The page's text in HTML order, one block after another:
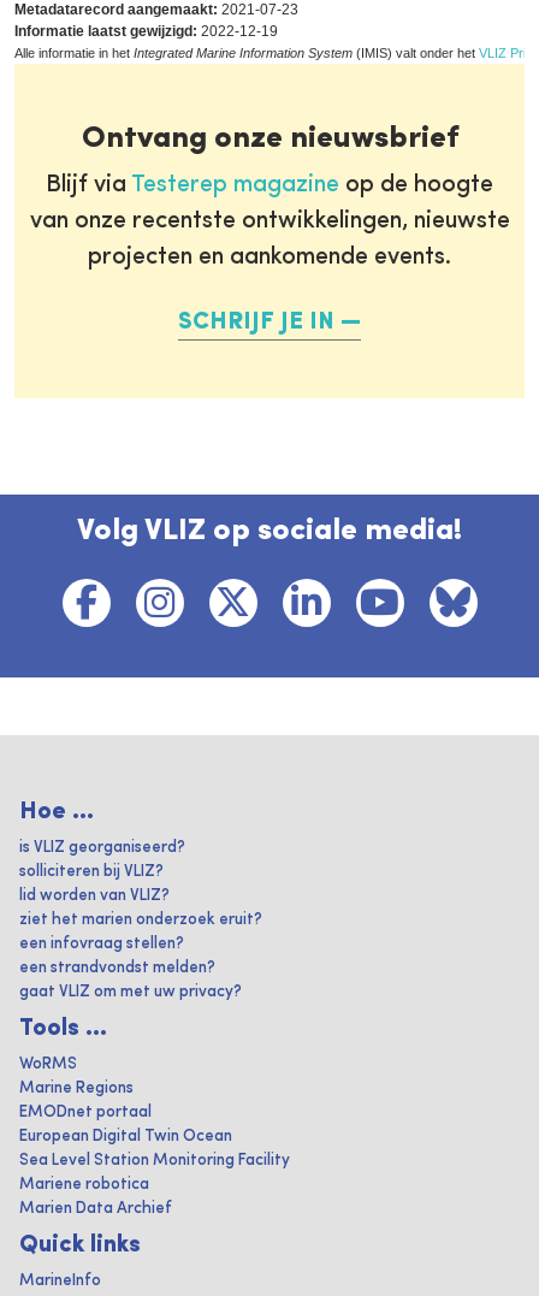
Metadatarecord aangemaakt: 2021-07-23
Informatie laatst gewijzigd: 2022-12-19
Alle informatie in het Integrated Marine Information System (IMIS) valt onder het VLIZ
Ontvang onze nieuwsbrief
Blijf via Testerep magazine op de hoogte
van onze recentste ontwikkelingen, nieuwste
projecten en aankomende events.
SCHRIJF JE IN
Volg VLIZ op sociale media!
Hoe ...
is VLIZ georganiseerd?
solliciteren bij VLIZ?
lid worden van VLIZ?
ziet het marien onderzoek eruit?
een infovraag stellen?
een strandvondst melden?
gaat VLIZ om met uw privacy?
Tools ...
WoRMS
Marine Regions
EMODnet portaal
European Digital Twin Ocean
Sea Level Station Monitoring Facility
Mariene robotica
Marien Data Archief
Quick links
MarineInfo